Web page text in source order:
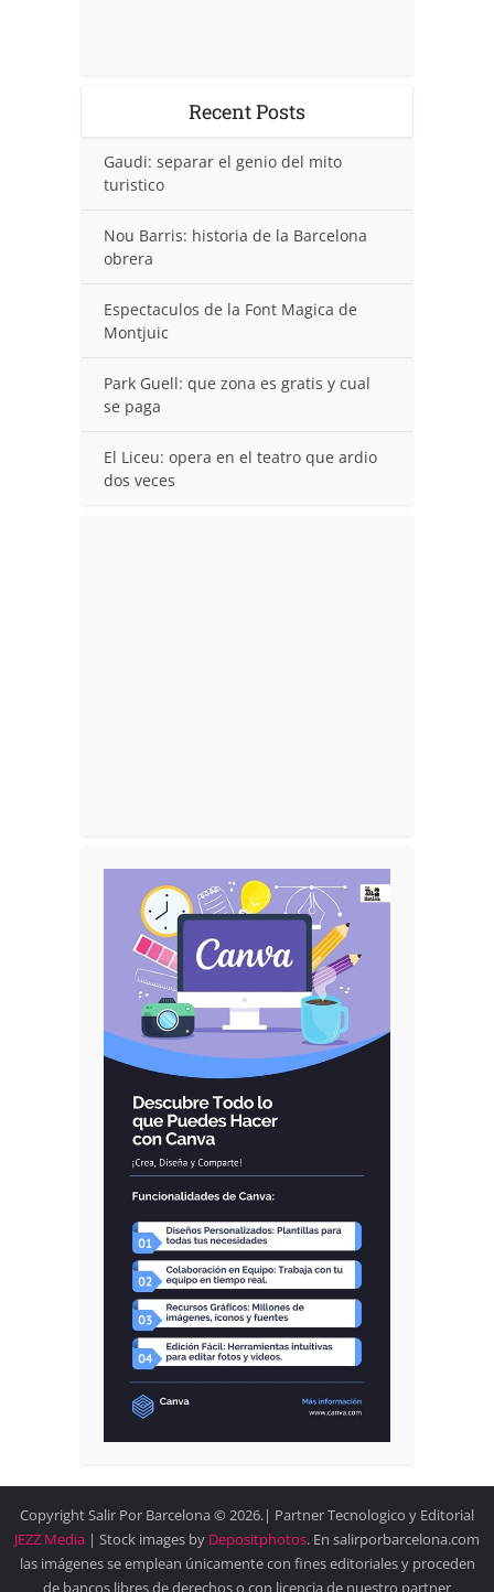
Recent Posts
Gaudi: separar el genio del mito
turistico
Nou Barris: historia de la Barcelona
obrera
Espectaculos de la Font Magica de
Montjuic
Park Guell: que zona es gratis y cual
se paga
El Liceu: opera en el teatro que ardio
dos veces
Copyright Salir Por Barcelona © 2026.| Partner Tecnologico y Editorial
JEZZ Media | Stock images by Depositphotos. En salirporbarcelona.com
las imágenes se emplean únicamente con fines editoriales y proceden
de bancos libres de derechos o con licencia de nuestro partner